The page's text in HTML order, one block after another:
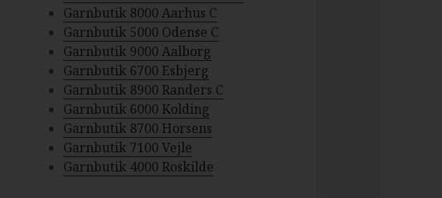
Garnbutik 8000 Aarhus C
Garnbutik 5000 Odense C
Garnbutik 9000 Aalborg
Garnbutik 6700 Esbjerg
Garnbutik 8900 Randers C
Garnbutik 6000 Kolding
Garnbutik 8700 Horsens
Garnbutik 7100 Vejle
Garnbutik 4000 Roskilde